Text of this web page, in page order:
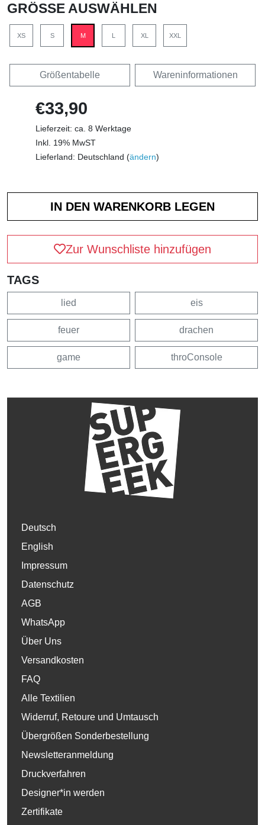
GRÖSSE AUSWÄHLEN
XS S M XL XXL
Größentabelle Wareninformationen
€33,90
Lieferzeit: ca. 8 Werktage
Inkl. 19% MwST
Lieferland: Deutschland (ändern)
Zur Wunschliste hinzufügen
TAGS
lied eis
feuer drachen
game throConsole
Deutsch
English
Impressum
Datenschutz
AGB
WhatsApp
Über Uns
Versandkosten
FAQ
Alle Textilien
Widerruf, Retoure und Umtausch
Übergrößen Sonderbestellung
Newsletteranmeldung
Druckverfahren
Designer*in werden
Zertifikate